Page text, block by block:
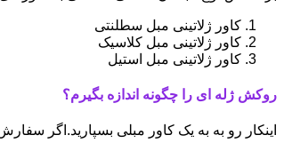
کاور ژلاتینی مبل سطلنتی
کاور ژلاتینی مبل کلاسیک
کاور ژلاتینی مبل استیل
روکش ژله ای را چگونه اندازه بگیرم؟
اینکار رو به به یک کاور مبلی بسپارید.اگر